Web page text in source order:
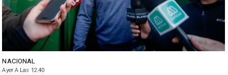
NACIONAL
Ayer A Las 12:40